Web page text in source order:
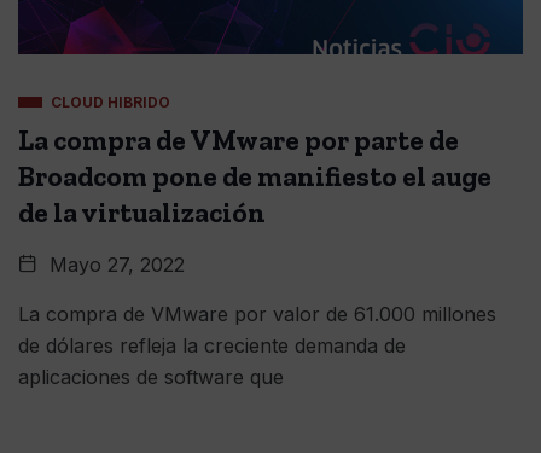
CLOUD HIBRIDO
La compra de VMware por parte de
Broadcom pone de manifiesto el auge
de la virtualización
Mayo 27, 2022
La compra de VMware por valor de 61.000 millones
de dólares refleja la creciente demanda de
aplicaciones de software que